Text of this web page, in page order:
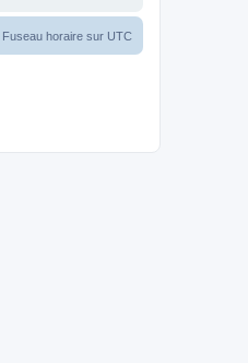
Fuseau horaire sur UTC